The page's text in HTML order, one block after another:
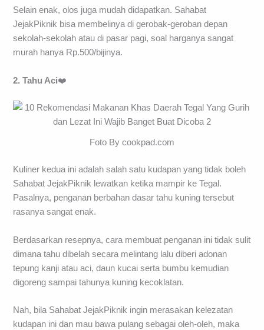
Selain enak, olos juga mudah didapatkan. Sahabat
JejakPiknik bisa membelinya di gerobak-geroban depan
sekolah-sekolah atau di pasar pagi, soal harganya sangat
murah hanya Rp.500/bijinya.
2. Tahu Aci❤️
Foto By cookpad.com
Kuliner kedua ini adalah salah satu kudapan yang tidak boleh
Sahabat JejakPiknik lewatkan ketika mampir ke Tegal.
Pasalnya, penganan berbahan dasar tahu kuning tersebut
rasanya sangat enak.
Berdasarkan resepnya, cara membuat penganan ini tidak sulit
dimana tahu dibelah secara melintang lalu diberi adonan
tepung kanji atau aci, daun kucai serta bumbu kemudian
digoreng sampai tahunya kuning kecoklatan.
Nah, bila Sahabat JejakPiknik ingin merasakan kelezatan
kudapan ini dan mau bawa pulang sebagai oleh-oleh, maka